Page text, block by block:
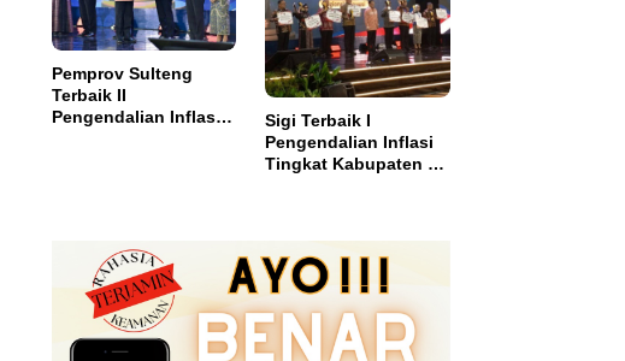
Pemprov Sulteng
Terbaik II
Pengendalian Inflasi,
Sigi Terbaik I
Pengendalian Inflasi
Tingkat Kabupaten se